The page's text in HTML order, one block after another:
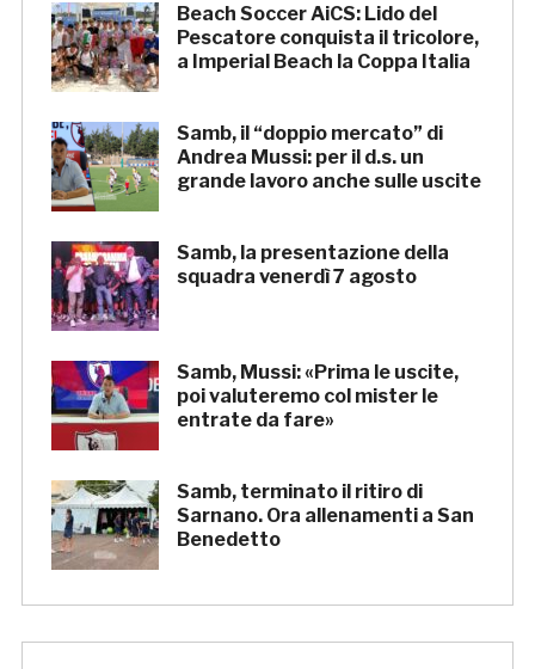
Beach Soccer AiCS: Lido del
Pescatore conquista il tricolore,
a Imperial Beach la Coppa Italia
Samb, il “doppio mercato” di
Andrea Mussi: per il d.s. un
grande lavoro anche sulle uscite
Samb, la presentazione della
squadra venerdì 7 agosto
Samb, Mussi: «Prima le uscite,
poi valuteremo col mister le
entrate da fare»
Samb, terminato il ritiro di
Sarnano. Ora allenamenti a San
Benedetto